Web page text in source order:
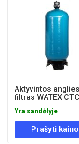
Aktyvintos anglies
filtras WATEX
Yra sandėlyje
Prašyti